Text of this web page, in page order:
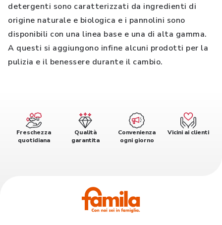
detergenti sono caratterizzati da ingredienti di
origine naturale e biologica e i pannolini sono
disponibili con una linea base e una di alta gamma.
A questi si aggiungono infine alcuni prodotti per la
pulizia e il benessere durante il cambio.
Freschezza
quotidiana
Qualità
garantita
Convenienza
ogni giorno
Vicini ai clienti